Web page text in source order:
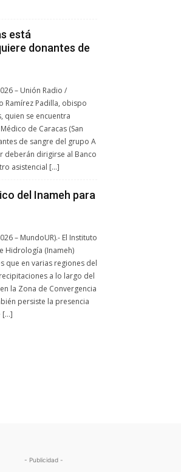
está
donantes de
– Unión Radio /
Ramírez Padilla, obispo
quien se encuentra
de Caracas (San
de sangre del grupo A
deberán dirigirse al Banco
asistencial […]
del Inameh para
– MundoUR).- El Instituto
Hidrología (Inameh)
que en varias regiones del
a lo largo del
la Zona de Convergencia
persiste la presencia
[…]
- Publicidad -